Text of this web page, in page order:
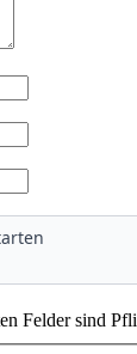
Felder sind